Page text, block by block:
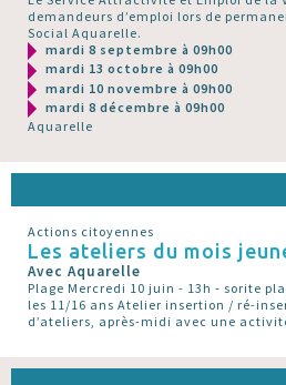
demandeurs d’emploi lors de
Social Aquarelle.
mardi 8 septembre à 09h00
mardi 13 octobre à 09h00
mardi 10 novembre à 09h00
mardi 8 décembre à 09h00
Aquarelle
Actions citoyennes
Les ateliers du mois
Avec Aquarelle
Plage Mercredi 10 juin - 13h - sorite
les 11/16 ans Atelier insertion / ré-
d’ateliers, après-midi avec une